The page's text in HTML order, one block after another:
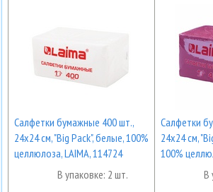
Салфетки бумажные 400 шт.,
24х24 см, "Big Pack", белые, 100%
целлюлоза, LAIMA, 114724
В упаковке: 2 шт.
Салфетки
24х24 см,
100%
В